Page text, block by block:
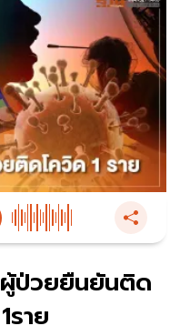
ป่วยยืนยันติด
ราย